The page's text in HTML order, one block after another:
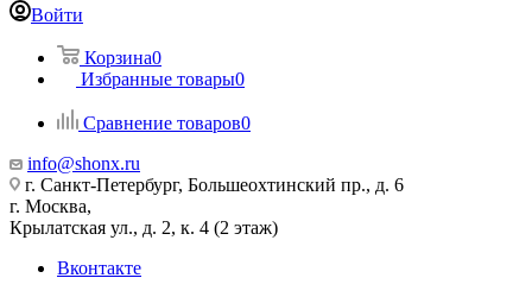
Войти
Корзина0
Избранные товары0
Сравнение товаров0
info@shonx.ru
г. Санкт-Петербург, Большеохтинский пр., д. 6
г. Москва,
Крылатская ул., д. 2, к. 4 (2 этаж)
Вконтакте